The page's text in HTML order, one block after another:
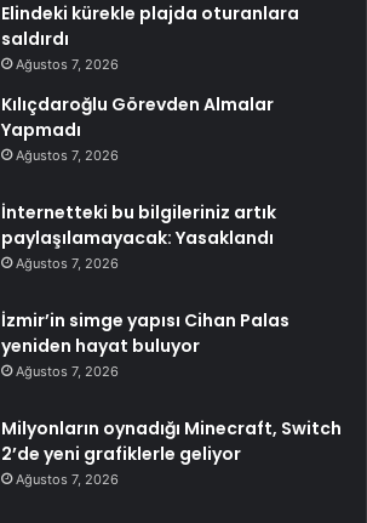
Elindeki kürekle plajda oturanlara
saldırdı
Ağustos 7, 2026
Kılıçdaroğlu Görevden Almalar
Yapmadı
Ağustos 7, 2026
İnternetteki bu bilgileriniz artık
paylaşılamayacak: Yasaklandı
Ağustos 7, 2026
İzmir’in simge yapısı Cihan Palas
yeniden hayat buluyor
Ağustos 7, 2026
Milyonların oynadığı Minecraft, Switch
2’de yeni grafiklerle geliyor
Ağustos 7, 2026